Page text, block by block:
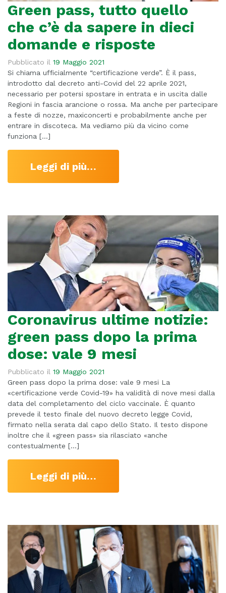
Green pass, tutto quello
che c’è da sapere in dieci
domande e risposte
Pubblicato il 19 Maggio 2021
Si chiama ufficialmente “certificazione verde”. È il pass,
introdotto dal decreto anti-Covid del 22 aprile 2021,
necessario per potersi spostare in entrata e in uscita dalle
Regioni in fascia arancione o rossa. Ma anche per partecipare
a feste di nozze, maxiconcerti e probabilmente anche per
entrare in discoteca. Ma vediamo più da vicino come
funziona […]
Leggi di più…
Coronavirus ultime notizie:
green pass dopo la prima
dose: vale 9 mesi
Pubblicato il 19 Maggio 2021
Green pass dopo la prima dose: vale 9 mesi La
«certificazione verde Covid-19» ha validità di nove mesi dalla
data del completamento del ciclo vaccinale. È quanto
prevede il testo finale del nuovo decreto legge Covid,
firmato nella serata dal capo dello Stato. Il testo dispone
inoltre che il «green pass» sia rilasciato «anche
contestualmente […]
Leggi di più…